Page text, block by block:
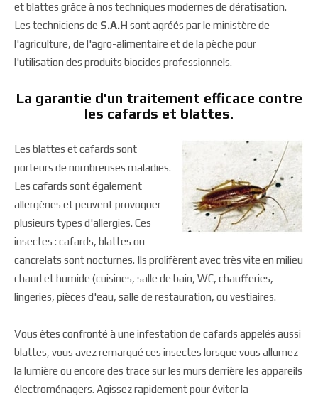
et blattes grâce à nos techniques modernes de dératisation.
Les techniciens de S.A.H sont agréés par le ministère de
l'agriculture, de l'agro-alimentaire et de la pèche pour
l'utilisation des produits biocides professionnels.
La garantie d'un traitement efficace contre
les cafards et blattes.
Les blattes et cafards sont
porteurs de nombreuses maladies.
Les cafards sont également
allergènes et peuvent provoquer
plusieurs types d'allergies. Ces
insectes : cafards, blattes ou
cancrelats sont nocturnes. Ils prolifèrent avec très vite en milieu
chaud et humide (cuisines, salle de bain, WC, chaufferies,
lingeries, pièces d'eau, salle de restauration, ou vestiaires.
Vous êtes confronté à une infestation de cafards appelés aussi
blattes, vous avez remarqué ces insectes lorsque vous allumez
la lumière ou encore des trace sur les murs derrière les appareils
électroménagers. Agissez rapidement pour éviter la